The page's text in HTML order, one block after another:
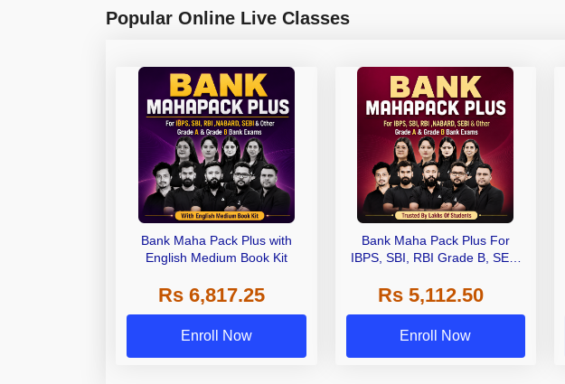
Popular Online Live Classes
Bank Maha Pack Plus with
English Medium Book Kit
Rs 6,817.25
Enroll Now
Bank Maha Pack Plus For
IBPS, SBI, RBI Grade B, SEBI
Other Grade A & Grade B Bank
Exams
Rs 5,112.50
Enroll Now